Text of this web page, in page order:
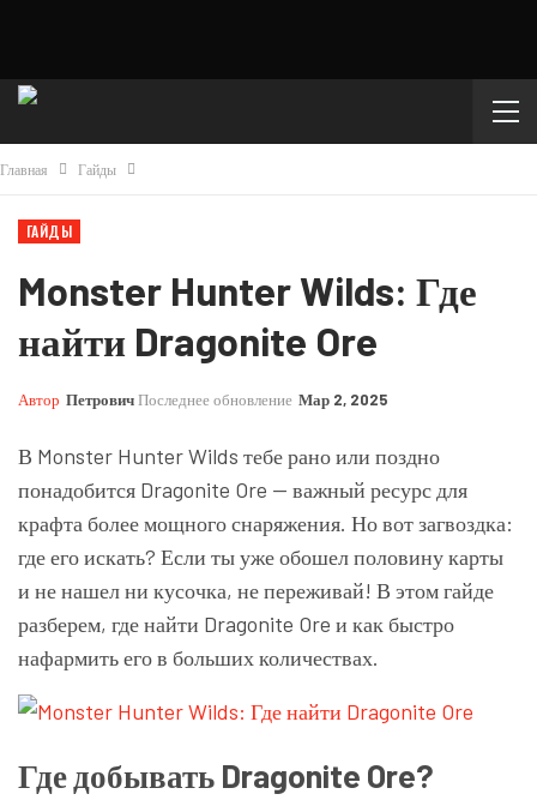
Главная Гайды
ГАЙДЫ
Monster Hunter Wilds: Где
найти Dragonite Ore
Автор ПетровичПоследнее обновление Мар 2, 2025
В Monster Hunter Wilds тебе рано или поздно
понадобится Dragonite Ore — важный ресурс для
крафта более мощного снаряжения. Но вот загвоздка:
где его искать? Если ты уже обошел половину карты
и не нашел ни кусочка, не переживай! В этом гайде
разберем, где найти Dragonite Ore и как быстро
нафармить его в больших количествах.
Где добывать Dragonite Ore?